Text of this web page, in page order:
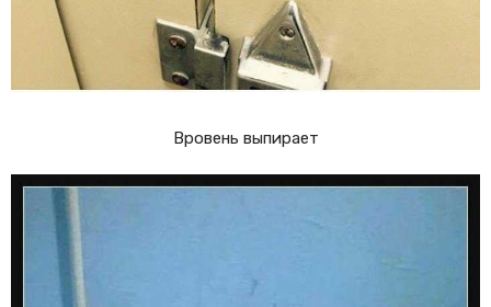
Вровень выпирает